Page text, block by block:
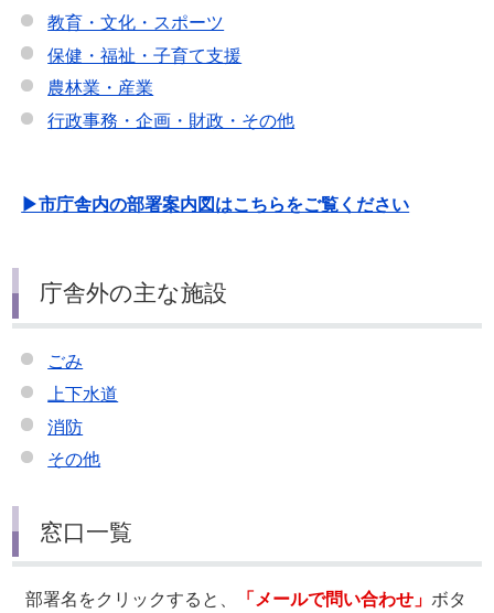
教育・文化・スポーツ
保健・福祉・子育て支援
農林業・産業
行政事務・企画・財政・その他
▶市庁舎内の部署案内図はこちらをご覧ください
庁舎外の主な施設
ごみ
上下水道
消防
その他
窓口一覧
部署名をクリックすると、 「メールで問い合わせ」 ボタ